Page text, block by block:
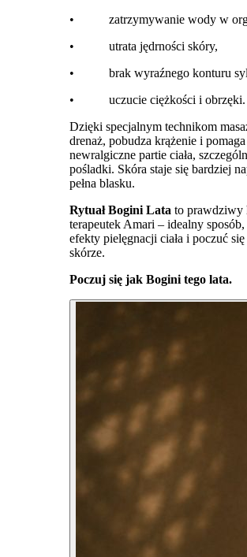
• zatrzymywanie wody w
• utrata jędrności skóry,
• brak wyraźnego konturu
• uczucie ciężkości i obrzęki.
Dzięki specjalnym technikom
drenaż, pobudza krążenie i
newralgiczne partie ciała,
pośladki. Skóra staje się bardziej
pełna blasku.
Rytuał Bogini Lata to prawdziwy
terapeutek Amari – idealny
efekty pielęgnacji ciała i poczuć
skórze.
Poczuj się jak Bogini tego lata.